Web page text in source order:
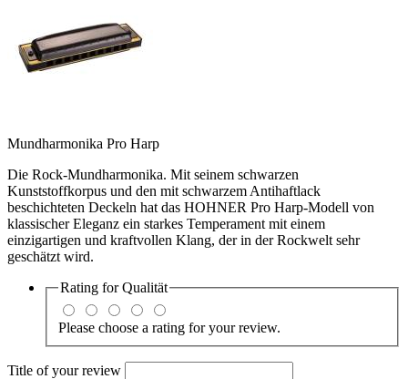
Mundharmonika Pro Harp
Die Rock-Mundharmonika. Mit seinem schwarzen
Kunststoffkorpus und den mit schwarzem Antihaftlack
beschichteten Deckeln hat das HOHNER Pro Harp-Modell von
klassischer Eleganz ein starkes Temperament mit einem
einzigartigen und kraftvollen Klang, der in der Rockwelt sehr
geschätzt wird.
Rating forQualität
Please choose a rating for your review.
Title of your review